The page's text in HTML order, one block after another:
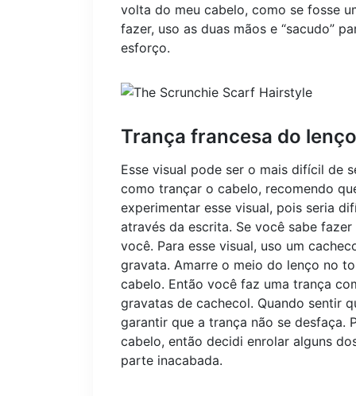
volta do meu cabelo, como se fosse
fazer, uso as duas mãos e “sacudo”
esforço.
Trança francesa do lenço
Esse visual pode ser o mais difícil de
como trançar o cabelo, recomendo
experimentar esse visual, pois seria
através da escrita. Se você sabe
você. Para esse visual, uso um
gravata. Amarre o meio do lenço no
cabelo. Então você faz uma trança
gravatas de cachecol. Quando sentir
garantir que a trança não se desfaça.
cabelo, então decidi enrolar alguns
parte inacabada.